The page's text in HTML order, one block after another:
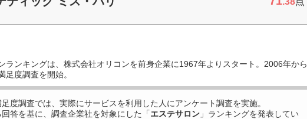
ランキングは、株式会社オリコンを前身企業に1967年よりスタート。2006年から
足度調査を開始。
度調査では、実際にサービスを利用した 人にアンケート調査を実施。
答を基に、調査企業社を対象にした「エステサロン 」ランキングを発表してい